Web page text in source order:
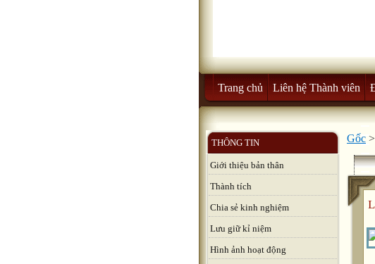
Trang chủ Liên hệ Thành viên
THÔNG TIN
Giới thiệu bản thân
Thành tích
Chia sẻ kinh nghiệm
Lưu giữ kỉ niệm
Hình ảnh hoạt động
Gốc >